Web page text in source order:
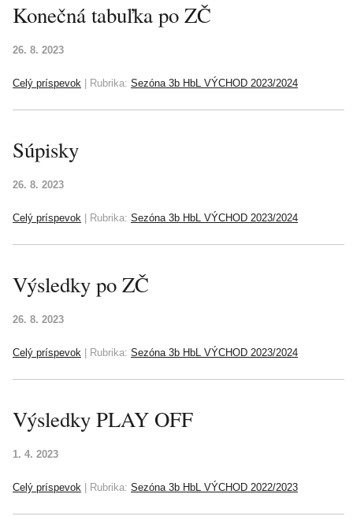
Konečná tabuľka po ZČ
26. 8. 2023
Celý príspevok Rubrika: Sezóna 3b HbL VÝCHOD 2023/2024
Súpisky
26. 8. 2023
Celý príspevok Rubrika: Sezóna 3b HbL VÝCHOD 2023/2024
Výsledky po ZČ
26. 8. 2023
Celý príspevok Rubrika: Sezóna 3b HbL VÝCHOD 2023/2024
Výsledky PLAY OFF
1. 4. 2023
Celý príspevok Rubrika: Sezóna 3b HbL VÝCHOD 2022/2023